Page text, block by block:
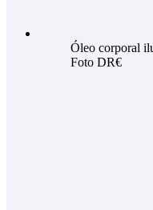
Óleo corporal
Foto DR€